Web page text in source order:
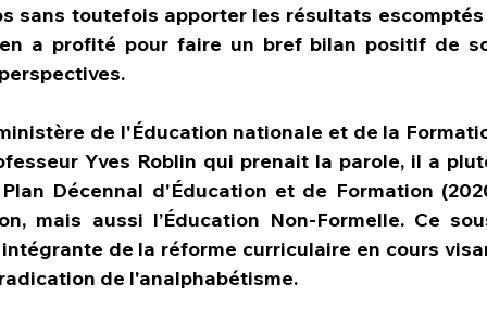
sans toutefois apporter les résultats escomptés
a profité pour faire un bref bilan positif de
de l'Éducation nationale et de la
Yves Roblin qui prenait la parole, il a
Décennal d'Éducation et de Formation
mais aussi l’Éducation Non-Formelle. Ce
de la réforme curriculaire en cours
de l'analphabétisme.